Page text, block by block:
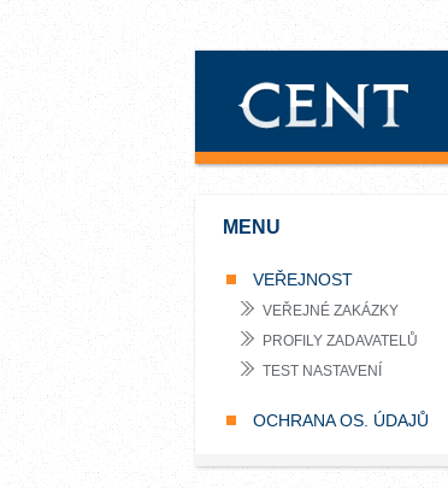
MENU
VEŘEJNOST
VEŘEJNÉ ZAKÁZKY
PROFILY ZADAVATELŮ
TEST NASTAVENÍ
OCHRANA OS. ÚDAJŮ